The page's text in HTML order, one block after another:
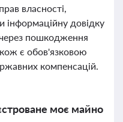
власності,
довідку
пошкодження
є обов'язковою
компенсацій.
моє майно